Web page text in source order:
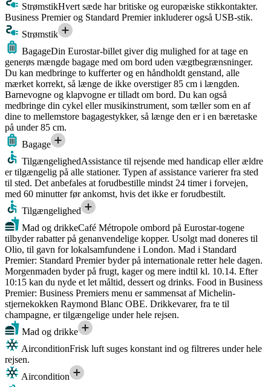
StrømstikHvert sæde har britiske og europæiske stikkontakter.
Business Premier og Standard Premier inkluderer også USB-stik.
Strømstik
BagageDin Eurostar-billet giver dig mulighed for at tage en
generøs mængde bagage med om bord uden vægtbegrænsninger.
Du kan medbringe to kufferter og en håndholdt genstand, alle
mærket korrekt, så længe de ikke overstiger 85 cm i længden.
Barnevogne og klapvogne er tilladt om bord. Du kan også
medbringe din cykel eller musikinstrument, som tæller som en af
dine to mellemstore bagagestykker, så længe den er i en bæretaske
på under 85 cm.
Bagage
TilgængelighedAssistance til rejsende med handicap eller ældre
er tilgængelig på alle stationer. Typen af assistance varierer fra sted
til sted. Det anbefales at forudbestille mindst 24 timer i forvejen,
med 60 minutter før ankomst, hvis det ikke er forudbestilt.
Tilgængelighed
Mad og drikkeCafé Métropole ombord på Eurostar-togene
tilbyder rabatter på genanvendelige kopper. Usolgt mad doneres til
Olio, til gavn for lokalsamfundene i London. Mad i Standard
Premier: Standard Premier byder på internationale retter hele dagen.
Morgenmaden byder på frugt, kager og mere indtil kl. 10.14. Efter
10:15 kan du nyde et let måltid, dessert og drinks. Food in Business
Premier: Business Premiers menu er sammensat af Michelin-
stjernekokken Raymond Blanc OBE. Drikkevarer, fra te til
champagne, er tilgængelige under hele rejsen.
Mad og drikke
AirconditionFrisk luft suges konstant ind og filtreres under hele
rejsen.
Aircondition